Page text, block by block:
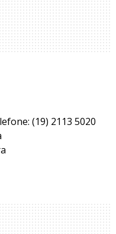
(19) 2113 5020